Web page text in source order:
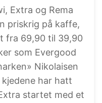
Extra og Rema
priskrig på kaffe,
fra 69,90 til 39,90
som Evergood
Nikolaisen
har hatt
startet med et